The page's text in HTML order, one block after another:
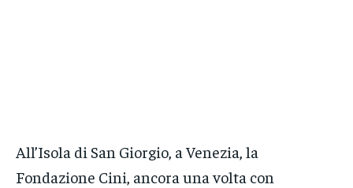
All’Isola di San Giorgio, a Venezia, la
Fondazione Cini, ancora una volta con